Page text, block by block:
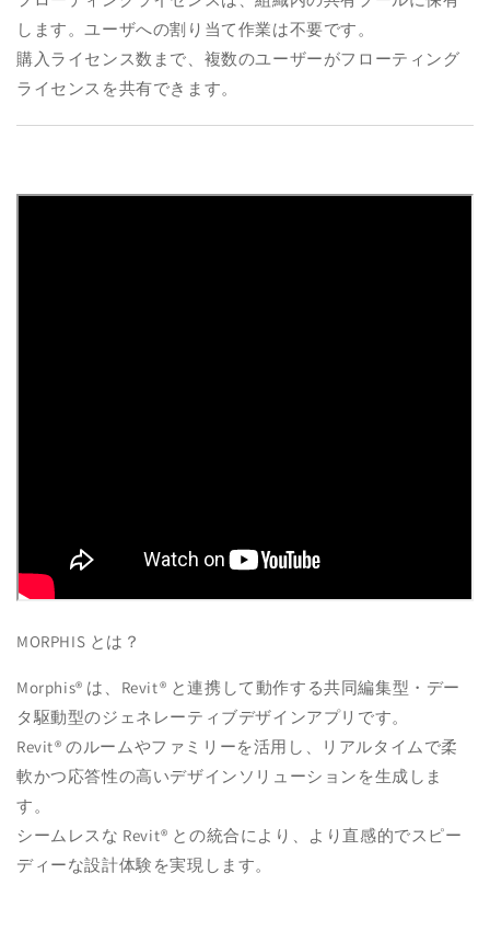
します。ユーザへの割り当て作業は不要です。
購入ライセンス数まで、複数のユーザーがフローティング
ライセンスを共有できます。
MORPHIS とは？
Morphis® は、Revit® と連携して動作する共同編集型・デー
タ駆動型のジェネレーティブデザインアプリです。
Revit® のルームやファミリーを活用し、リアルタイムで柔
軟かつ応答性の高いデザインソリューションを生成しま
す。
シームレスな Revit® との統合により、より直感的でスピー
ディーな設計体験を実現します。